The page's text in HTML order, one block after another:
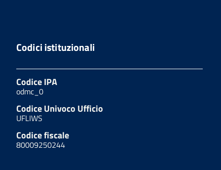
Codici istituzionali
Codice IPA
odmc_0
Codice Univoco Ufficio
UFLIWS
Codice fiscale
80009250244